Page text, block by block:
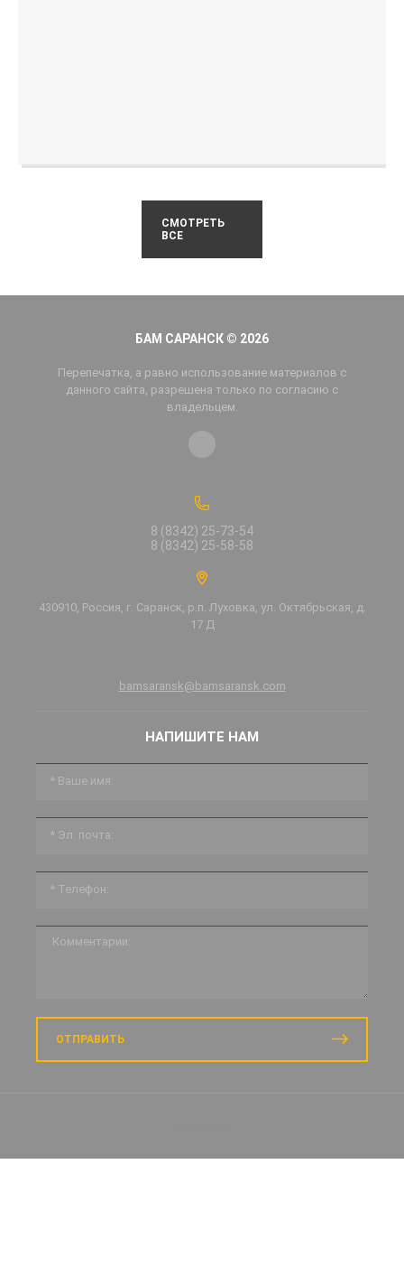
СМОТРЕТЬ
ВСЕ
БАМ САРАНСК © 2026
Перепечатка, а равно использование материалов с
данного сайта, разрешена только по согласию с
владельцем.
8 (8342) 25-73-54
8 (8342) 25-58-58
430910, Россия, г. Саранск, р.п. Луховка, ул. Октябрьская, д.
17 Д
bamsaransk@bamsaransk.com
НАПИШИТЕ НАМ
ОТПРАВИТЬ